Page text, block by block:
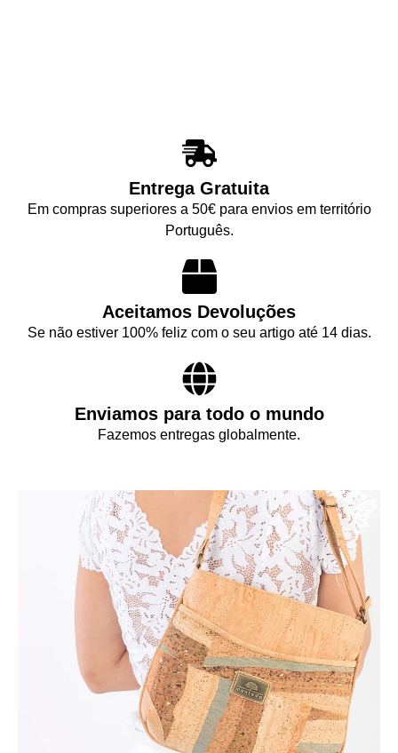
Entrega Gratuita
Em compras superiores a 50€ para envios em território
Português.
Aceitamos Devoluções
Se não estiver 100% feliz com o seu artigo até 14 dias.
Enviamos para todo o mundo
Fazemos entregas globalmente.